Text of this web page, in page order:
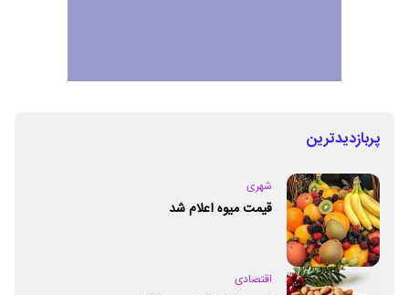
پربازدیدترین
شهری
قیمت میوه اعلام شد
اقتصادی